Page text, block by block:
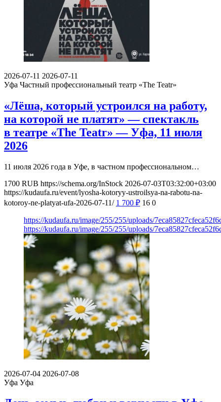
2026-07-11 2026-07-11
Уфа Частный профессиональный театр «The Teatr»
«Лёша, который устроился на работу,
на которой не платят» — спектакль
в театре «The Teatr» — Уфа, 11 июля
2026
11 июля 2026 года в Уфе, в частном профессиональном…
1700 RUB https://schema.org/InStock 2026-07-03T03:32:00+03:00
https://kudaufa.ru/event/lyosha-kotoryy-ustroilsya-na-rabotu-na-
kotoroy-ne-platyat-ufa-2026-07-11/ 1 700 ₽ 16 0
https://kudaufa.ru/image/255/255/uploads/
https://kudaufa.ru/image/255/255/uploads/
2026-07-04 2026-07-08
Уфа Уфа